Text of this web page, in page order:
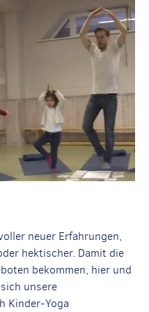
neuer Erfahrungen,
hektischer. Damit die
bekommen, hier und
unsere
Kinder-Yoga